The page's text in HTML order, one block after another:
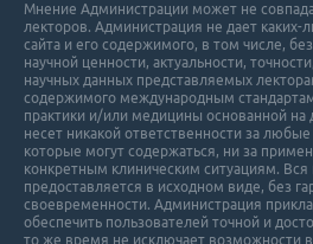
Мнение Администрации может не
лекторов. Администрация не дает каких-
cайта и его cодержимого, в том числе,
научной ценности, актуальности,
научных данных представляемых
содержимого международным
практики и/или медицины основанной на
несет никакой ответственности за
которые могут содержаться, ни за
конкретным клиническим ситуациям.
предоставляется в исходном виде, без
своевременности. Администрация
обеспечить пользователей точной и
то же время не исключает возможности